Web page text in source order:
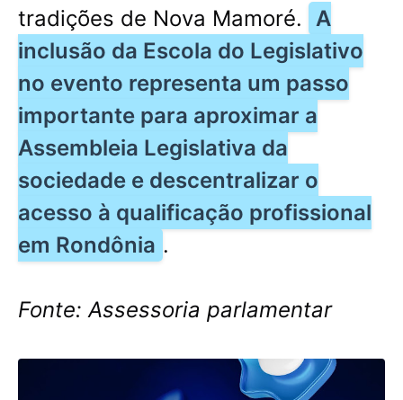
tradições de Nova Mamoré.
A
inclusão da Escola do Legislativo
no evento representa um passo
importante para aproximar a
Assembleia Legislativa da
sociedade e descentralizar o
acesso à qualificação profissional
em Rondônia .
Fonte: Assessoria parlamentar